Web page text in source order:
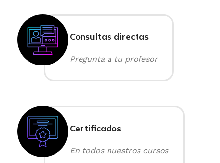
Consultas directas
Pregunta a tu profesor
Certificados
En todos nuestros cursos